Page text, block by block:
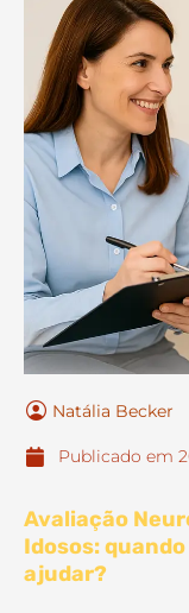
Natália Becker
Publicado em
Avaliação
Idosos:
ajudar?